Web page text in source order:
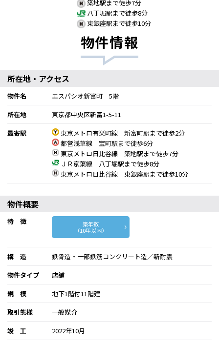
築地駅まで徒歩7分
八丁堀駅まで徒歩8分
東銀座駅まで徒歩10分
物件情報
所在地・アクセス
物件名
エスパシオ新富町 5階
所在地
東京都中央区新富1-5-11
最寄駅
東京メトロ有楽町線 新富町駅まで徒歩2分
都営浅草線 宝町駅まで徒歩6分
東京メトロ日比谷線 築地駅まで徒歩7分
ＪＲ京葉線 八丁堀駅まで徒歩8分
東京メトロ日比谷線 東銀座駅まで徒歩10分
物件概要
特 徴
築年数
（10年以内）
構 造
鉄骨造・一部鉄筋コンクリート造／新耐震
物件タイプ
店舗
規 模
地下1階付11階建
取引態様
一般媒介
竣 工
2022年10月